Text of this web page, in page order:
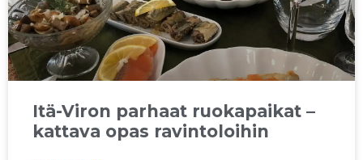
Itä-Viron parhaat ruokapaikat –
kattava opas ravintoloihin